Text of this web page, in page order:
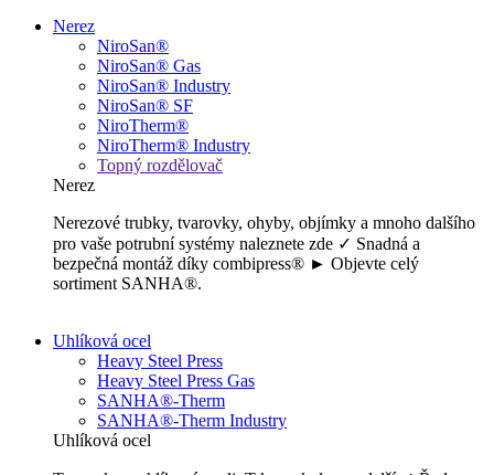
Nerez
NiroSan®
NiroSan® Gas
NiroSan® Industry
NiroSan® SF
NiroTherm®
NiroTherm® Industry
Topný rozdělovač
Nerez
Nerezové trubky, tvarovky, ohyby, objímky a mnoho dalšího
pro vaše potrubní systémy naleznete zde ✓ Snadná a
bezpečná montáž díky combipress® ► Objevte celý
sortiment SANHA®.
Uhlíková ocel
Heavy Steel Press
Heavy Steel Press Gas
SANHA®-Therm
SANHA®-Therm Industry
Uhlíková ocel